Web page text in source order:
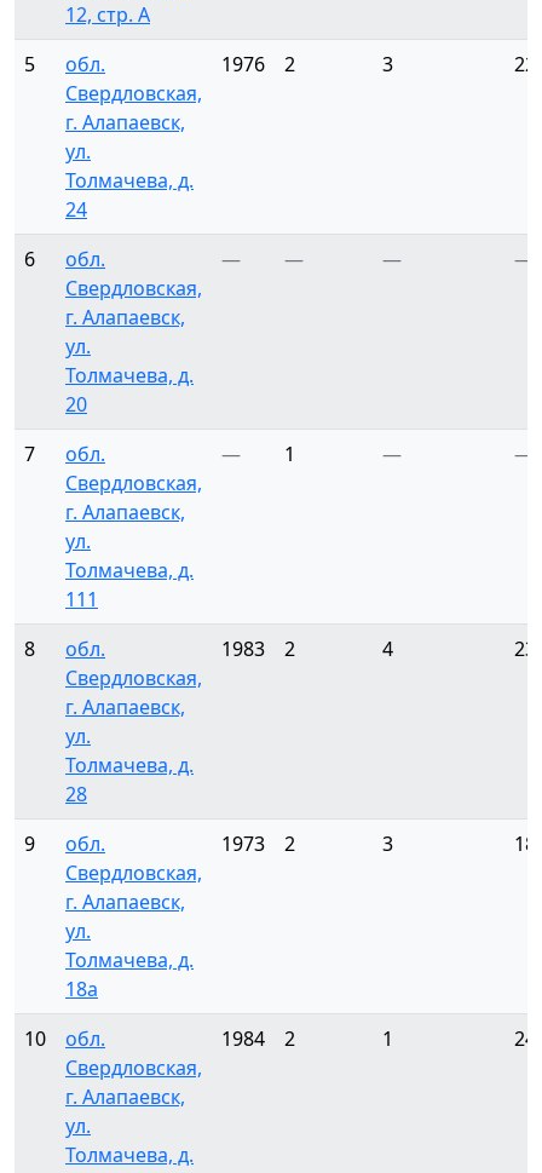
12, стр. А
5
обл.
Свердловская,
г. Алапаевск,
ул.
Толмачева, д.
24
1976 2 3 22
6
обл.
Свердловская,
г. Алапаевск,
ул.
Толмачева, д.
20
— — — —
7
обл.
Свердловская,
г. Алапаевск,
ул.
Толмачева, д.
111
— 1 — —
8
обл.
Свердловская,
г. Алапаевск,
ул.
Толмачева, д.
28
1983 2 4 23
9
обл.
Свердловская,
г. Алапаевск,
ул.
Толмачева, д.
18а
1973 2 3 18
10
обл.
Свердловская,
г. Алапаевск,
ул.
Толмачева, д.
1984 2 1 24